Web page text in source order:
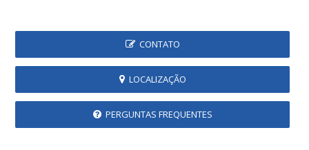
CONTATO
LOCALIZAÇÃO
PERGUNTAS FREQUENTES